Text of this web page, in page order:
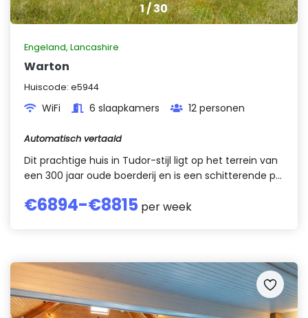
1/30
Engeland, Lancashire
Warton
Huiscode: e5944
WiFi 6 slaapkamers 12 personen
Automatisch vertaald
Dit prachtige huis in Tudor-stijl ligt op het terrein van
een 300 jaar oude boerderij en is een schitterende p...
€6894-€8815 per week